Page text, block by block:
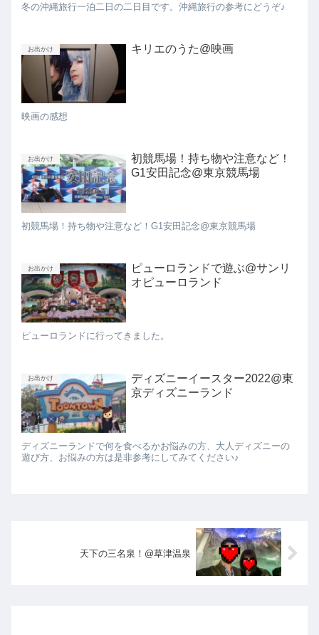
冬の沖縄旅行一泊二日の二日目です。沖縄旅行の参考にどうぞ♪
お出かけ キリエのうた@映画
映画の感想
お出かけ
初競馬場！持ち物や注意など！
G1安田記念@東京競馬場
初競馬場！持ち物や注意など！G1安田記念@東京競馬場
お出かけ
ピューロランドで遊ぶ@サンリ
オピューロランド
ピューロランドに行ってきました。
お出かけ
ディズニーイースター2022@東
京ディズニーランド
ディズニーランドで何を食べるかお悩みの方、大人ディズニーの
遊び方、お悩みの方は是非参考にしてみてください♪
天下の三名泉！@草津温泉